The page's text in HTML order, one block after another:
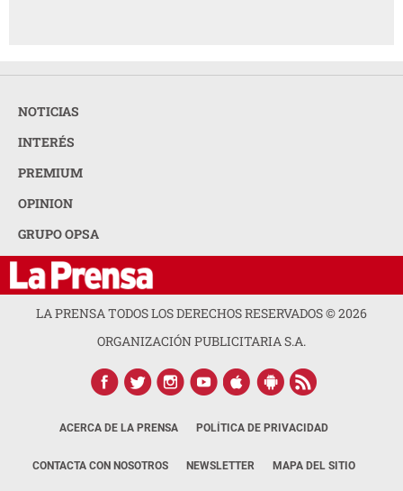
NOTICIAS
INTERÉS
PREMIUM
OPINION
GRUPO OPSA
LA PRENSA TODOS LOS DERECHOS RESERVADOS ©2026
ORGANIZACIÓN PUBLICITARIA S.A.
ACERCA DE LA PRENSA POLÍTICA DE PRIVACIDAD
CONTACTA CON NOSOTROS NEWSLETTER MAPA DEL SITIO